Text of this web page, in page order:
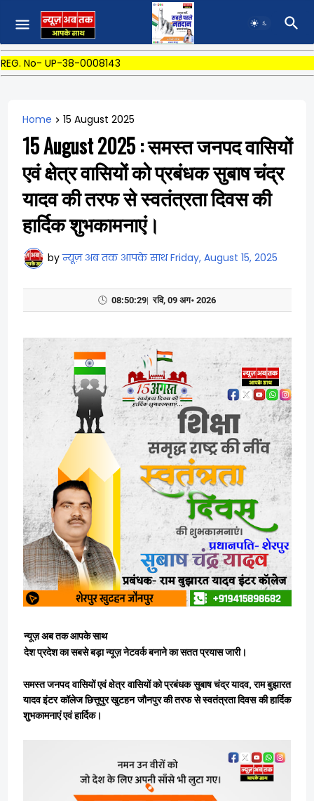
REG. No- UP-38-0008143
Home 15 August 2025
15 August 2025 : समस्त जनपद वासियों
एवं क्षेत्र वासियों को प्रबंधक सुबाष चंद्र
यादव की तरफ से स्वतंत्रता दिवस की
हार्दिक शुभकामनाएं।
by न्यूज़ अब तक आपके साथ Friday, August 15, 2025
🕓 08:50:30| रवि, 09 अग॰ 2026
न्यूज़ अब तक आपके साथ
देश प्रदेश का सबसे बड़ा न्यूज़ नेटवर्क बनाने का सतत प्रयास जारी।
समस्त जनपद वासियों एवं क्षेत्र वासियों को प्रबंधक सुबाष चंद्र यादव, राम बुझारत
यादव इंटर कॉलेज छित्तूपुर खुटहन जौनपुर की तरफ से स्वतंत्रता दिवस की हार्दिक
शुभकामनाएं एवं हार्दिक।